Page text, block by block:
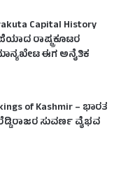
Capital History
ರಾಷ್ಟ್ರಕೂಟರ
ಈಗ ಅನೈತಿಕ
of Kashmir – ಭಾರತ
ಸುವರ್ಣ ವೈಭವ